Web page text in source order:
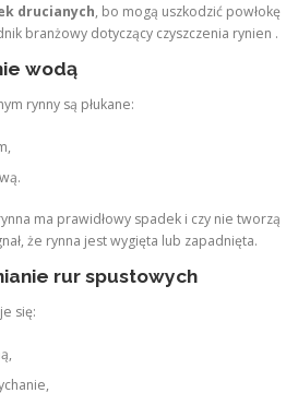
drucianych, bo mogą uszkodzić powłokę
branżowy dotyczący czyszczenia rynien .
wodą
rynny są płukane:
ma prawidłowy spadek i czy nie tworzą
że rynna jest wygięta lub zapadnięta.
rur spustowych
się: